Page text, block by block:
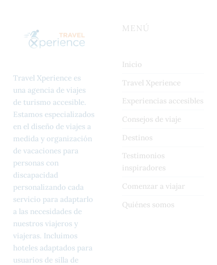
Travel Xperience es
una agencia de viajes
de turismo accesible.
Estamos especializados
en el diseño de viajes a
medida y organización
de vacaciones para
personas con
discapacidad
personalizando cada
servicio para adaptarlo
a las necesidades de
nuestros viajeros y
viajeras. Incluimos
hoteles adaptados para
usuarios de silla de
MENÚ
Inicio
Travel Xperience
Experiencias accesibles
Consejos de viaje
Destinos
Testimonios
inspiradores
Comenzar a viajar
Quiénes somos